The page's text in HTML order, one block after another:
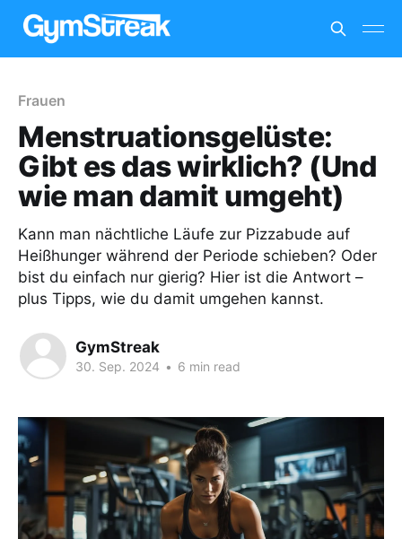
Frauen
Menstruationsgelüste:
Gibt es das wirklich? (Und
wie man damit umgeht)
Kann man nächtliche Läufe zur Pizzabude auf
Heißhunger während der Periode schieben? Oder
bist du einfach nur gierig? Hier ist die Antwort –
plus Tipps, wie du damit umgehen kannst.
GymStreak
30. Sep. 2024 • 6 min read